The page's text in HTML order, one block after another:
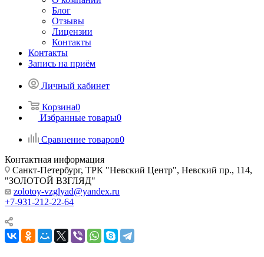
Блог
Отзывы
Лицензии
Контакты
Контакты
Запись на приём
Личный кабинет
Корзина0
Избранные товары0
Сравнение товаров0
Контактная информация
Санкт-Петербург, ТРК "Невский Центр", Невский пр., 114,
"ЗОЛОТОЙ ВЗГЛЯД"
zolotoy-vzglyad@yandex.ru
+7-931-212-22-64